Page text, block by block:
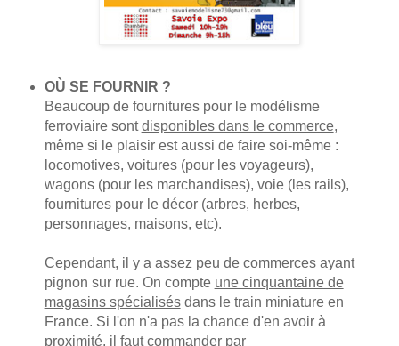
OÙ SE FOURNIR ?
Beaucoup de fournitures pour le modélisme
ferroviaire sontdisponibles dans le commerce,
même si le plaisir est aussi de faire soi-même :
locomotives, voitures (pour les voyageurs),
wagons (pour les marchandises), voie (les rails),
fournitures pour le décor (arbres, herbes,
personnages, maisons, etc).
Cependant, il y a assez peu de commerces ayant
pignon sur rue. On compte une cinquantaine de
magasins spécialisésdans le train miniature en
France. Si l'on n'a pas la chance d'en avoir à
proximité, il faut commander par